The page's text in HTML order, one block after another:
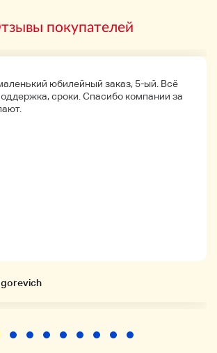
возмещение за плату за
не подтверждено, но выглядит
Пожалуйста, проверьте
быть некоторые ошибки.
можно больше, но есть
ответ не будет соответствовать
хочет оформить квитанцию
покупателей
юбилейный заказ, 5-ый. Всё
сроки. Спасибо компании за